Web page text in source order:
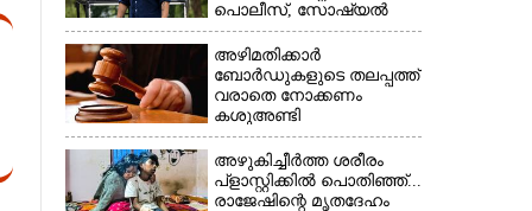
പൊലീസ്, സാേഷ്യൽ
മീഡിയ ഉപയോഗിക്കുന്നത്
മറ്റൊരാളെന്ന് സംശയം
അഴിമതിക്കാർ
ബോർഡുകളുടെ തലപ്പത്ത്
വരാതെ നോക്കണം
കശുഅണ്ടി
അഴിമതിക്കേസിൽ
ഹൈക്കോടതി
അഴുകിച്ചീർത്ത ശരീരം
പ്ളാസ്റ്റിക്കിൽ പൊതിഞ്ഞ്...
രാജേഷിന്റെ മൃതദേഹം